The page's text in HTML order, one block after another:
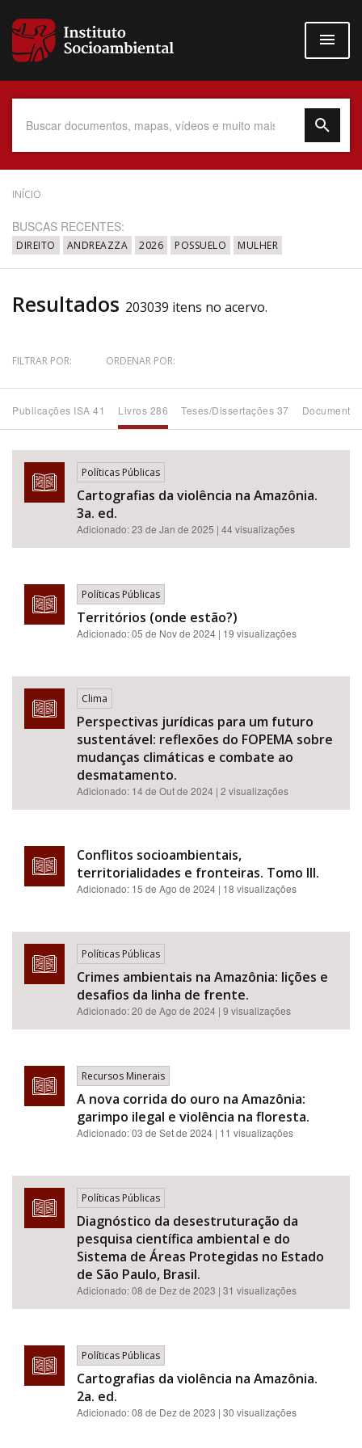
para
conteúdo
Data do Documento
Até
Povo Indígena
Subtema
Área de Levantamento
BUSCAR
INÍCIO
BUSCAS RECENTES:
DIREITO ANDREAZZA 2026 POSSUELO MULHER
Resultados 203039 itens no acervo.
FILTRAR POR: ORDENAR POR:
Publicações ISA 41 Livros 286 Teses/Dissertações 37
Políticas Públicas
Cartografias da violência na Amazônia.
3a. ed.
Adicionado:23 de Jan de 2025 | 44 visualizações
Políticas Públicas
Territórios (onde estão?)
Adicionado:05 de Nov de 2024 | 19 visualizações
Clima
Perspectivas jurídicas para um futuro
sustentável: reflexões do FOPEMA sobre
mudanças climáticas e combate ao
desmatamento.
Adicionado: 14 de Out de 2024 | 2 visualizações
Conflitos socioambientais,
territorialidades e fronteiras. Tomo III.
Adicionado: 15 de Ago de 2024 | 18 visualizações
Políticas Públicas
Crimes ambientais na Amazônia: lições e
desafios da linha de frente.
Adicionado:20 de Ago de 2024 | 9 visualizações
Recursos Minerais
A nova corrida do ouro na Amazônia:
garimpo ilegal e violência na floresta.
Adicionado:03 de Set de 2024 | 11 visualizações
Políticas Públicas
Diagnóstico da desestruturação da
pesquisa científica ambiental e do
Sistema de Áreas Protegidas no Estado
de São Paulo, Brasil.
Adicionado:08 de Dez de 2023 | 31 visualizações
Políticas Públicas
Cartografias da violência na Amazônia.
2a. ed.
Adicionado:08 de Dez de 2023 | 30 visualizações